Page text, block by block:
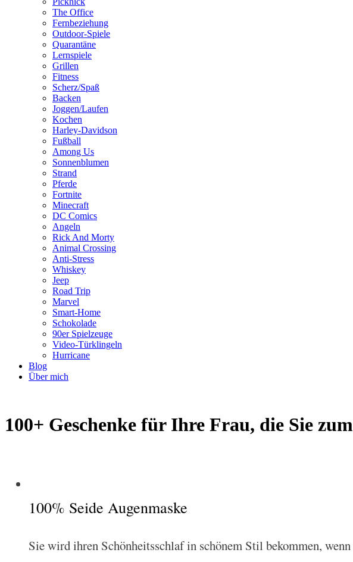
The Office
Fernbeziehung
Outdoor-Spiele
Quarantäne
Lernspiele
Grillen
Fitness
Scherz/Spaß
Backen
Joggen/Laufen
Kochen
Harley-Davidson
Fußball
Among Us
Sonnenblumen
Strand
Pferde
Fortnite
Minecraft
DC Comics
Angeln
Rick And Morty
Animal Crossing
Anti-Stress
Whiskey
Jeep
Road Trip
Marvel
Smart-Home
Schokolade
90er Spielzeuge
Video-Türklingeln
Hurricane
Blog
Über mich
100+ Geschenke für Ihre Frau, die Sie
100% Seide Augenmaske
Sie wird ihren Schönheitsschlaf in schönem Stil bekommen,